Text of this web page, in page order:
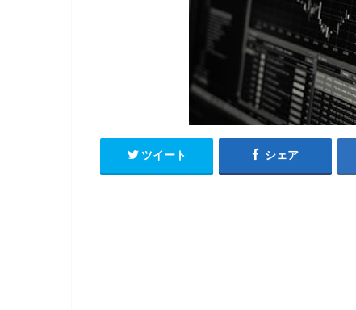
ツイート シェア